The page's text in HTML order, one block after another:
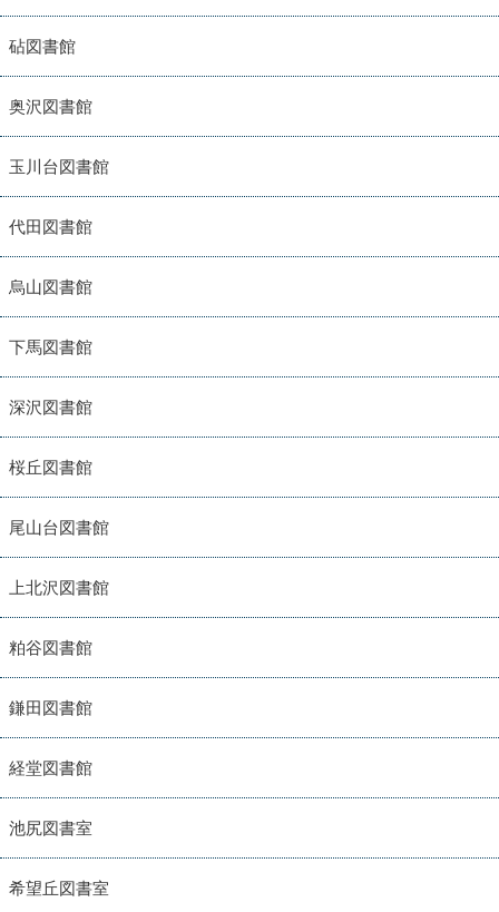
砧図書館
奥沢図書館
玉川台図書館
代田図書館
烏山図書館
下馬図書館
深沢図書館
桜丘図書館
尾山台図書館
上北沢図書館
粕谷図書館
鎌田図書館
経堂図書館
池尻図書室
希望丘図書室